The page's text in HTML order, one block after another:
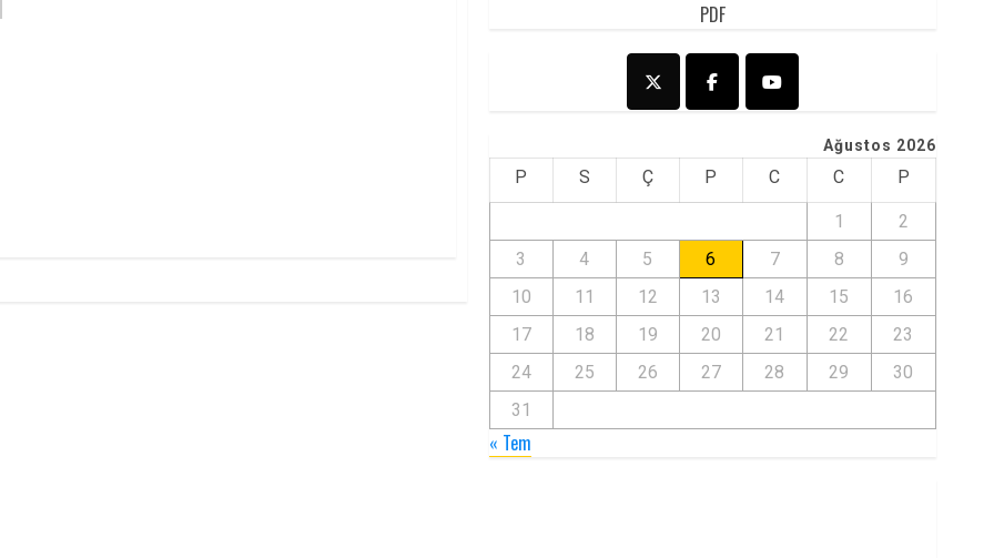
PDF
Ağustos 2026
P S Ç P C C P
1
2
3
4 5 6 7 8
9
10
11 12 13 14 15
16
17
18 19 20 21 22
23
24
25 26 27 28 29
30
31
« Tem